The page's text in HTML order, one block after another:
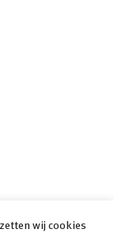
wij cookies